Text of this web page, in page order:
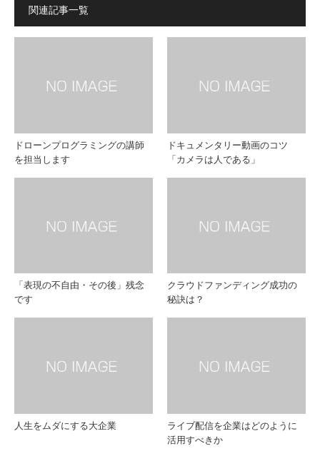
関連記事一覧
ドローンプログラミングの講師
を担当します
ドキュメンタリー動画のコツ
「カメラは人である」
「表現の不自由・その後」残念
です
クラウドファンディング成功の
秘訣は？
人生をムダにする大企業
ライブ配信を企業はどのように
活用すべきか